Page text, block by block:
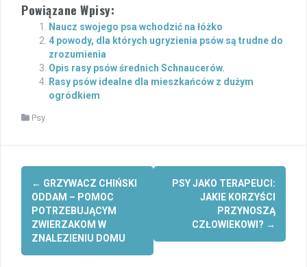
Powiązane Wpisy:
Naucz swojego psa wchodzić na łóżko
4 powody, dla których ugryzienia psów są trudne do
zrozumienia
Opis rasy psów średnich Schnaucerów.
Rasy psów idealne dla mieszkańców z dużym
ogródkiem
Psy
Post
navigation
← GRZYWACZ CHIŃSKI
ODDAM – POMOC
POTRZEBUJĄCYM
ZWIERZAKOM W
ZNALEZIENIU DOMU
PSY JAKO TERAPEUCI:
JAKIE KORZYŚCI
PRZYNOSZĄ
CZŁOWIEKOWI? →